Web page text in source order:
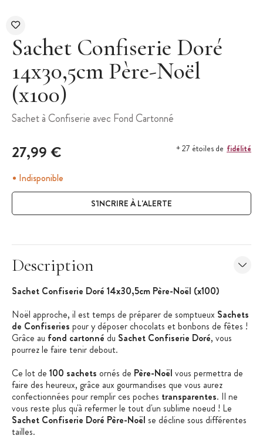
Sachet Confiserie Doré
14x30,5cm Père-Noël
(x100)
Sachet à Confiserie avec Fond Cartonné
27,99 € + 27 étoiles de fidélité
Indisponible
S'INCRIRE À L'ALERTE
Description
Sachet Confiserie Doré 14x30,5cm Père-Noël (x100)
Noël approche, il est temps de préparer de somptueux Sachets
de Confiseries pour y déposer chocolats et bonbons de fêtes !
Grâce au fond cartonné du Sachet Confiserie Doré, vous
pourrez le faire tenir debout.
Ce lot de 100 sachets ornés de Père-Noël vous permettra de
faire des heureux, grâce aux gourmandises que vous aurez
confectionnées pour remplir ces poches transparentes. Il ne
vous reste plus qu'à refermer le tout d'un sublime noeud ! Le
Sachet Confiserie Doré Père-Noël se décline sous différentes
tailles.